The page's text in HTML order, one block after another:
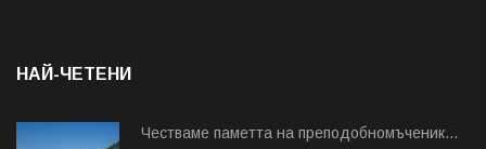
НАЙ-ЧЕТЕНИ
Честваме паметта на преподобномъченик...